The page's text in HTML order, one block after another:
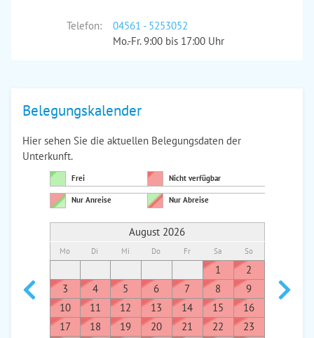
Telefon:
04561 - 5253052
Mo.-Fr. 9:00 bis 17:00 Uhr
Belegungskalender
Hier sehen Sie die aktuellen Belegungsdaten der
Unterkunft.
Frei Nicht verfügbar
Nur Anreise Nur Abreise
August 2026
Mo Di Mi Do Fr Sa So
1
2
3
4 5 6 7 8
9
10
11 12 13 14 15
16
17
18 19 20 21 22
23
7